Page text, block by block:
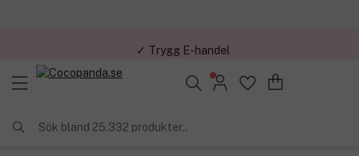
✓ Trygg E-handel
Sök bland 25.332 produkter..